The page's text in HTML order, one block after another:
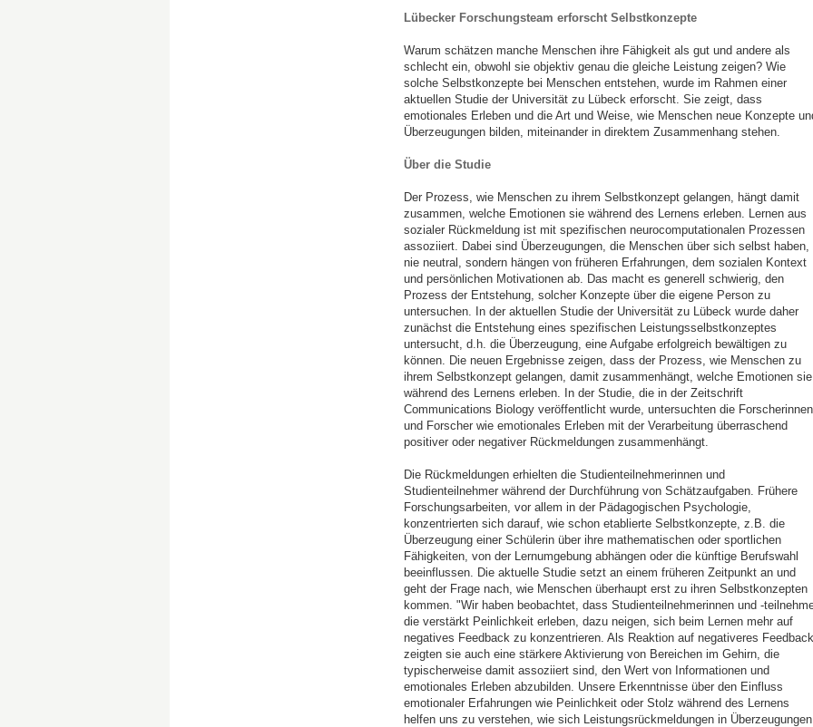
Lübecker Forschungsteam erforscht Selbstkonzepte
Warum schätzen manche Menschen ihre Fähigkeit als gut und andere als
schlecht ein, obwohl sie objektiv genau die gleiche Leistung zeigen? Wie
solche Selbstkonzepte bei Menschen entstehen, wurde im Rahmen einer
aktuellen Studie der Universität zu Lübeck erforscht. Sie zeigt, dass
emotionales Erleben und die Art und Weise, wie Menschen neue Konzepte
Überzeugungen bilden, miteinander in direktem Zusammenhang stehen.
Über die Studie
Der Prozess, wie Menschen zu ihrem Selbstkonzept gelangen, hängt damit
zusammen, welche Emotionen sie während des Lernens erleben. Lernen aus
sozialer Rückmeldung ist mit spezifischen neurocomputationalen Prozessen
assoziiert. Dabei sind Überzeugungen, die Menschen über sich selbst haben,
nie neutral, sondern hängen von früheren Erfahrungen, dem sozialen Kontext
und persönlichen Motivationen ab. Das macht es generell schwierig, den
Prozess der Entstehung, solcher Konzepte über die eigene Person zu
untersuchen. In der aktuellen Studie der Universität zu Lübeck wurde daher
zunächst die Entstehung eines spezifischen Leistungsselbstkonzeptes
untersucht, d.h. die Überzeugung, eine Aufgabe erfolgreich bewältigen zu
können. Die neuen Ergebnisse zeigen, dass der Prozess, wie Menschen zu
ihrem Selbstkonzept gelangen, damit zusammenhängt, welche Emotionen sie
während des Lernens erleben. In der Studie, die in der Zeitschrift
Communications Biology veröffentlicht wurde, untersuchten die Forscherinnen
und Forscher wie emotionales Erleben mit der Verarbeitung überraschend
positiver oder negativer Rückmeldungen zusammenhängt.
Die Rückmeldungen erhielten die Studienteilnehmerinnen und
Studienteilnehmer während der Durchführung von Schätzaufgaben. Frühere
Forschungsarbeiten, vor allem in der Pädagogischen Psychologie,
konzentrierten sich darauf, wie schon etablierte Selbstkonzepte, z.B. die
Überzeugung einer Schülerin über ihre mathematischen oder sportlichen
Fähigkeiten, von der Lernumgebung abhängen oder die künftige Berufswahl
beeinflussen. Die aktuelle Studie setzt an einem früheren Zeitpunkt an und
geht der Frage nach, wie Menschen überhaupt erst zu ihren Selbstkonzepten
kommen. "Wir haben beobachtet, dass Studienteilnehmerinnen und -
die verstärkt Peinlichkeit erleben, dazu neigen, sich beim Lernen mehr auf
negatives Feedback zu konzentrieren. Als Reaktion auf negativeres Feedback
zeigten sie auch eine stärkere Aktivierung von Bereichen im Gehirn, die
typischerweise damit assoziiert sind, den Wert von Informationen und
emotionales Erleben abzubilden. Unsere Erkenntnisse über den Einfluss
emotionaler Erfahrungen wie Peinlichkeit oder Stolz während des Lernens
helfen uns zu verstehen, wie sich Leistungsrückmeldungen in Überzeugungen